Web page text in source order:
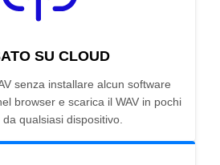
SU CLOUD
senza installare alcun software
browser e scarica il WAV in pochi
qualsiasi dispositivo.